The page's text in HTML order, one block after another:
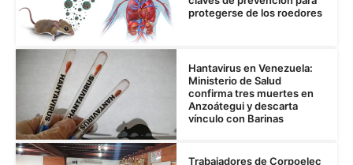
protegerse de los roedores
Hantavirus en Venezuela:
Ministerio de Salud
confirma tres muertes en
Anzoátegui y descarta
vínculo con Barinas
Trabajadores de Corpoelec